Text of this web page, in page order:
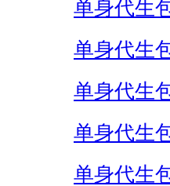
单身代生
单身代生
单身代生
单身代生
单身代生